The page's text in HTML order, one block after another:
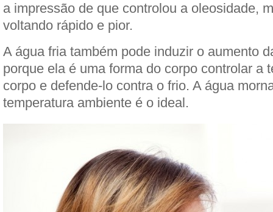
a impressão de que controlou a oleosidade,
voltando rápido e pior.
A água fria também pode induzir o aumento
porque ela é uma forma do corpo controlar a
corpo e defende-lo contra o frio. A água
temperatura ambiente é o ideal.